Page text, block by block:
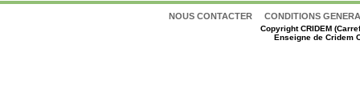
NOUS CONTACTER CONDITIONS
CopyrightCRIDEM
Enseigne de Cridem